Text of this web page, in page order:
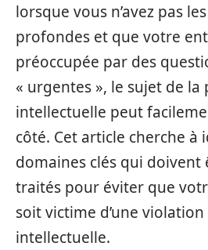
lorsque vous n’avez pas
profondes et que votre
préoccupée par des
« urgentes », le sujet de
intellectuelle peut
côté. Cet article cherche
domaines clés qui doivent
traités pour éviter que
soit victime d’une
intellectuelle.